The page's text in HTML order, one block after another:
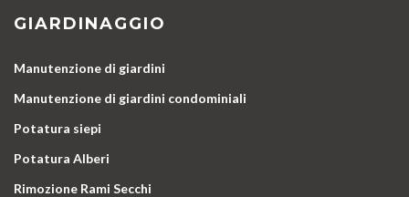
GIARDINAGGIO
Manutenzione di giardini
Manutenzione di giardini condominiali
Potatura siepi
Potatura Alberi
Rimozione Rami Secchi